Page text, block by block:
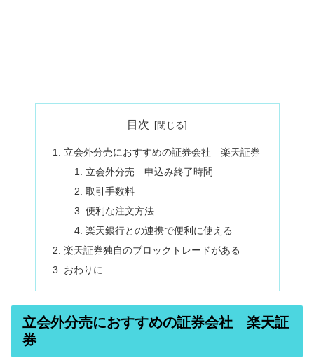
目次
立会外分売におすすめの証券会社 楽天証券
立会外分売 申込み終了時間
取引手数料
便利な注文方法
楽天銀行との連携で便利に使える
楽天証券独自のブロックトレードがある
おわりに
立会外分売におすすめの証券会社 楽天証
券